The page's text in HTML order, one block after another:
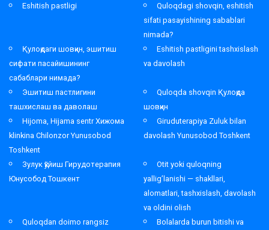
Eshitish pastligi
Quloqdagi shovqin, eshitish
sifati pasayishining sabablari
nimada?
Қулоқдаги шовқин, эшитиш
сифати пасайишининг
сабаблари нимада?
Eshitish pastligini tashxislash
va davolash
Эшитиш пастлигини
ташхислаш ва даволаш
Quloqda shovqin Қулоқда
шовқин
Hijoma, Hijama sentr Хижома
klinkina Chilonzor Yunusobod
Toshkent
Giruduterapiya Zuluk bilan
davolash Yunusobod Toshkent
Зулук қўйиш Гирудотерапия
Юнусобод Тошкент
Otit yoki quloqning
yallig’lanishi — shakllari,
alomatlari, tashxislash, davolash
va oldini olish
Quloqdan doimo rangsiz
Bolalarda burun bitishi va